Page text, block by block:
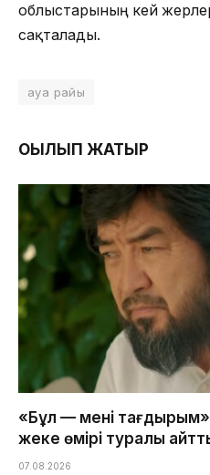
облыстарының кей
сақталады.
ауа райы
ОҚЫЛЫП ЖАТЫР
«Бұл — менің
жеке өмірі туралы
07.08.2026